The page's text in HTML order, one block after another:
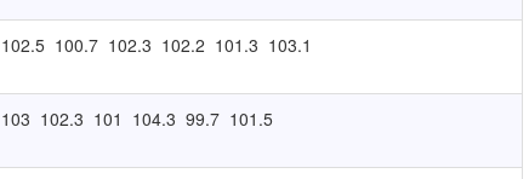
102.5 100.7 102.3 102.2 101.3 103.1
103 102.3 101 104.3 99.7 101.5